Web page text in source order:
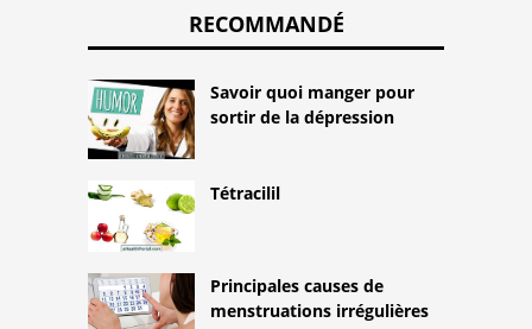
RECOMMANDÉ
Savoir quoi manger pour
sortir de la dépression
Tétracilil
Principales causes de
menstruations irrégulières